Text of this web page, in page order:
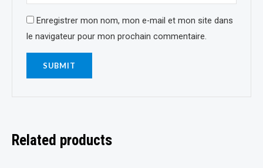
Enregistrer mon nom, mon e-mail et mon site dans
le navigateur pour mon prochain commentaire.
Related products